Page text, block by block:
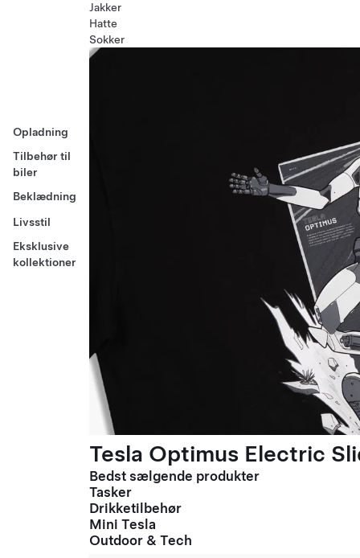
Opladning
Tilbehør til
biler
Beklædning
Livsstil
Eksklusive
kollektioner
Jakker
Hatte
Sokker
Tesla Optimus Electric
Bedst sælgende produkter
Tasker
Drikketilbehør
Mini Tesla
Outdoor & Tech